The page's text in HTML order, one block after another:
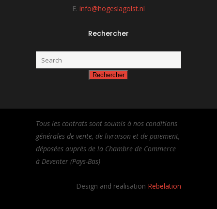
E. info@hogeslagolst.nl
Rechercher
Tous les contrats sont soumis à nos conditions
générales de vente, de livraison et de paiement,
déposées auprès de la Chambre de Commerce
à Deventer (Pays-Bas)
Design and realisation Rebelation